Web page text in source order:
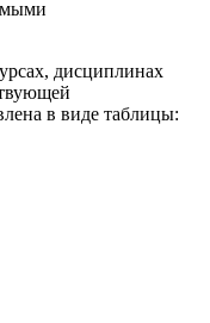
дисциплинах
в виде таблицы: